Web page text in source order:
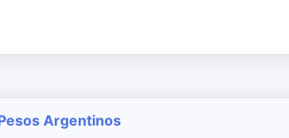
Argentinos